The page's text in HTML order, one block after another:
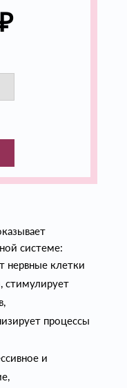
системе:
нервные клетки
стимулирует
процессы
и